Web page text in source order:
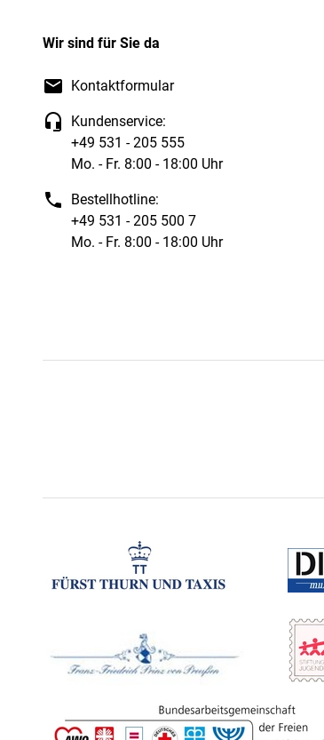
Wir sind für Sie da
Kontaktformular
Kundenservice:
+49 531 - 205 555
Mo. - Fr. 8:00 - 18:00 Uhr
Bestellhotline:
+49 531 - 205 500 7
Mo. - Fr. 8:00 - 18:00 Uhr